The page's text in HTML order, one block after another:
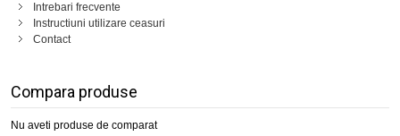
Intrebari frecvente
Instructiuni utilizare ceasuri
Contact
Compara produse
Nu aveti produse de comparat